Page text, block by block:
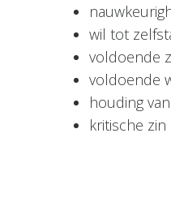
wil tot
voldoende
voldoende
houding
kritische zin